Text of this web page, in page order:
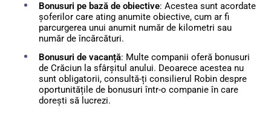
Bonusuri pe bază de obiective: Acestea sunt acordate
șoferilor care ating anumite obiective, cum ar fi
parcurgerea unui anumit număr de kilometri sau
număr de încărcături.
Bonusuri de vacanță: Multe companii oferă bonusuri
de Crăciun la sfârșitul anului. Deoarece acestea nu
sunt obligatorii, consultă-ți consilierul Robin despre
oportunitățile de bonusuri într-o companie în care
dorești să lucrezi.